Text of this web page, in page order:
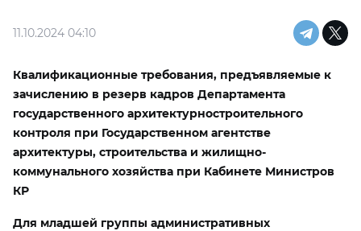
11.10.2024 04:10
Квалификационные требования, предъявляемые к
зачислению в резерв кадров Департамента
государственного архитектурностроительного
контроля при Государственном агентстве
архитектуры, строительства и жилищно-
коммунального хозяйства при Кабинете Министров
КР
Для младшей группы административных